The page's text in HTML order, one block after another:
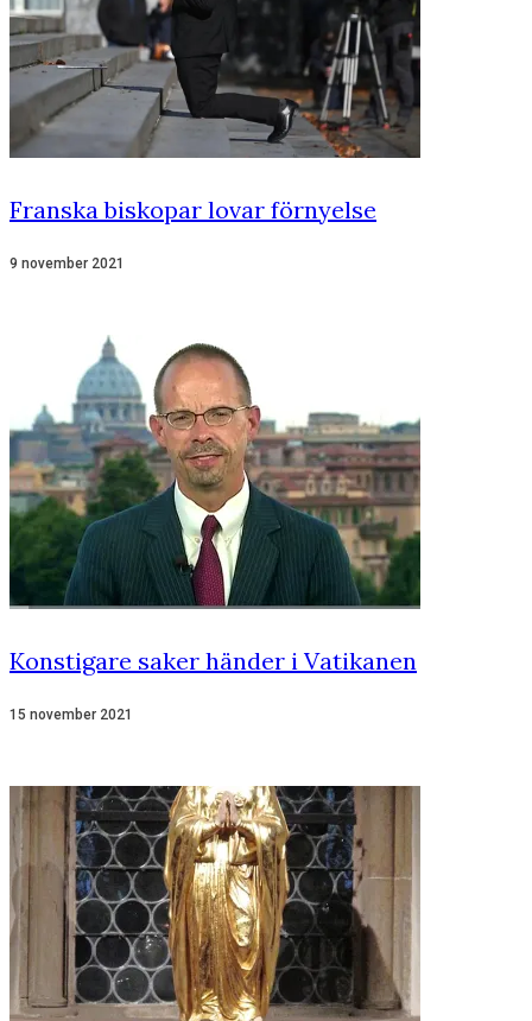
Franska biskopar lovar förnyelse
9 november 2021
Konstigare saker händer i Vatikanen
15 november 2021